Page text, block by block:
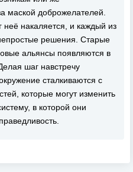
маской доброжелателей.
неё накаляется, и каждый из
решения. Старые
альянсы появляются в
шаг навстречу
сталкиваются с
которые могут изменить
в которой они